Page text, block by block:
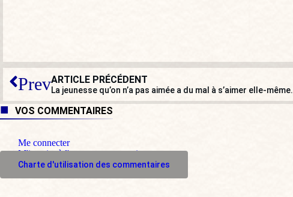
PrevARTICLE PRÉCÉDENT
La jeunesse qu’on n’a pas aimée a du mal à s’aimer elle-même.
VOS COMMENTAIRES
Me connecter
M'inscrire à l'espace commentaire
Charte d'utilisation des commentaires